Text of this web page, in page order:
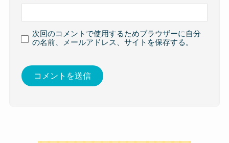
次回のコメントで使用するためブラウザーに自分
の名前、メールアドレス、サイトを保存する。